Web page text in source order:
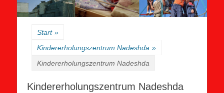
Start »
Kindererholungszentrum Nadeshda »
Kindererholungszentrum Nadeshda
Kindererholungszentrum Nadeshda